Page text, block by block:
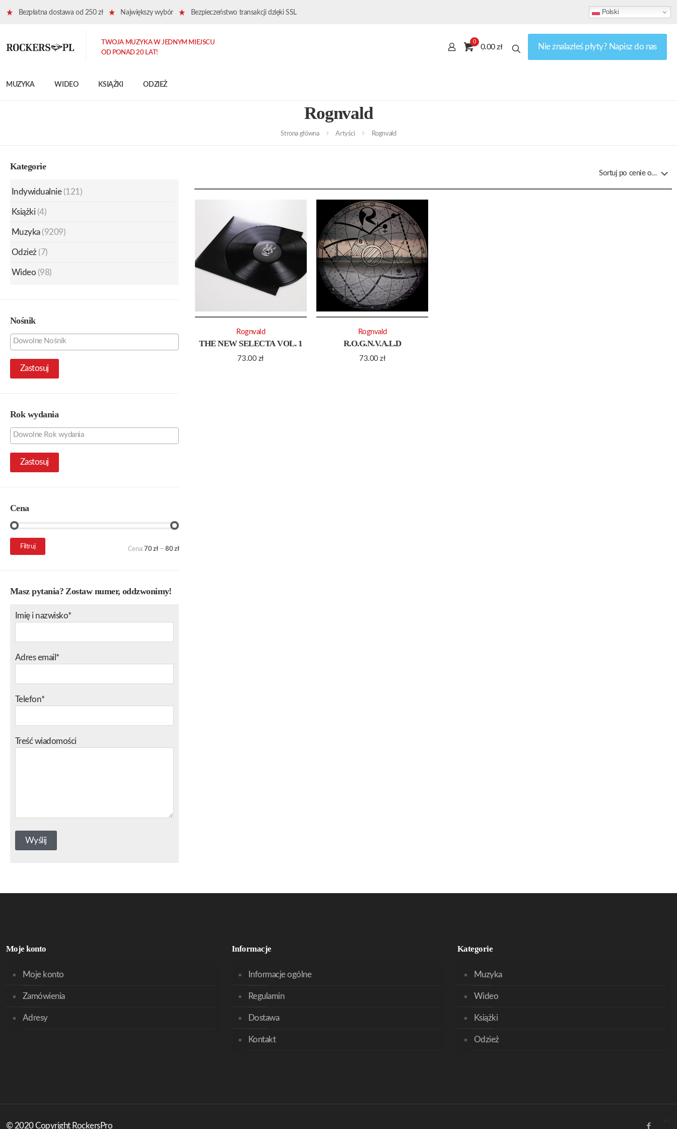
Bezpłatna dostawa od 250 zł Największy wybór Bezpieczeństwo transakcji dzięki SSL Polski
MUZYKA WIDEO KSIĄŻKI ODZIEŻ
TWOJA MUZYKA W JEDNYM MIEJSCU
OD PONAD 20 LAT!
0
0.00 zł Nie znalazłeś płyty? Napisz do nas
Rognvald
Strona główna Artyści Rognvald
THE NEW SELECTA VOL. 1
73.00 zł
Rognvald
R.O.G.N.V.A.L.D
73.00zł
Rognvald
Kategorie
Indywidualnie (121)
Książki (4)
Muzyka (9209)
Odzież (7)
Wideo (98)
Nośnik
Zastosuj
Rok wydania
Zastosuj
Cena
Cena
min.
Cena
maks.
Filtruj Cena: 70 zł—80 zł
Masz pytania? Zostaw numer, oddzwonimy!
Imię i nazwisko*
Adres email*
Telefon*
Treść wiadomości
Moje konto
Moje konto
Zamówienia
Adresy
Informacje
Informacje ogólne
Regulamin
Dostawa
Kontakt
Kategorie
Muzyka
Wideo
Książki
Odzież
© 2020 Copyright RockersPro